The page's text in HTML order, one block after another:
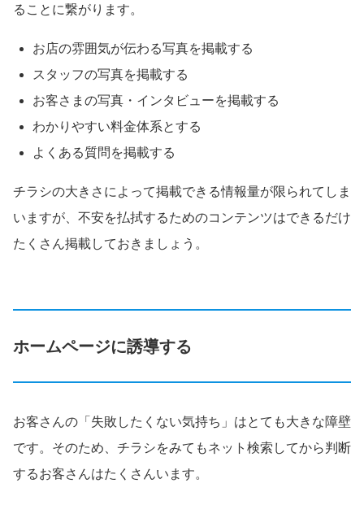
ることに繋がります。
お店の雰囲気が伝わる写真を掲載する
スタッフの写真を掲載する
お客さまの写真・インタビューを掲載する
わかりやすい料金体系とする
よくある質問を掲載する
チラシの大きさによって掲載できる情報量が限られてしま
いますが、不安を払拭するためのコンテンツはできるだけ
たくさん掲載しておきましょう。
ホームページに誘導する
お客さんの「失敗したくない気持ち」はとても大きな障壁
です。そのため、チラシをみてもネット検索してから判断
するお客さんはたくさんいます。